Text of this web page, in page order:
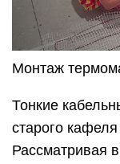
Монтаж
Тонкие
старого
Рассматривая